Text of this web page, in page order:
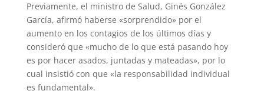
Previamente, el ministro de Salud, Ginés González
García, afirmó haberse «sorprendido» por el
aumento en los contagios de los últimos días y
consideró que «mucho de lo que está pasando hoy
es por hacer asados, juntadas y mateadas», por lo
cual insistió con que «la responsabilidad individual
es fundamental».